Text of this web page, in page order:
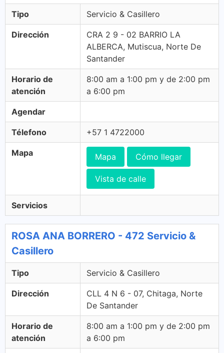
Tipo Servicio & Casillero
Dirección
CRA 2 9 - 02 BARRIO LA
ALBERCA, Mutiscua, Norte De
Santander
Horario de
atención
8:00 am a 1:00 pm y de 2:00 pm
a 6:00 pm
Agendar
Télefono +57 1 4722000
Mapa Mapa Cómo llegar
Vista de calle
Servicios
ROSA ANA BORRERO - 472 Servicio &
Casillero
Tipo Servicio & Casillero
Dirección
CLL 4 N 6 - 07, Chitaga, Norte
De Santander
Horario de
atención
8:00 am a 1:00 pm y de 2:00 pm
a 6:00 pm